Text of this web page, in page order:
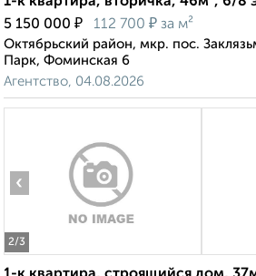
5 150 000 ₽ 112 700 ₽ за м²
Октябрьский район, мкр. пос.
Парк, Фоминская 6
Агентство, 04.08.2026
2/3
‹